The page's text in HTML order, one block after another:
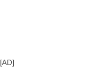
[AD]